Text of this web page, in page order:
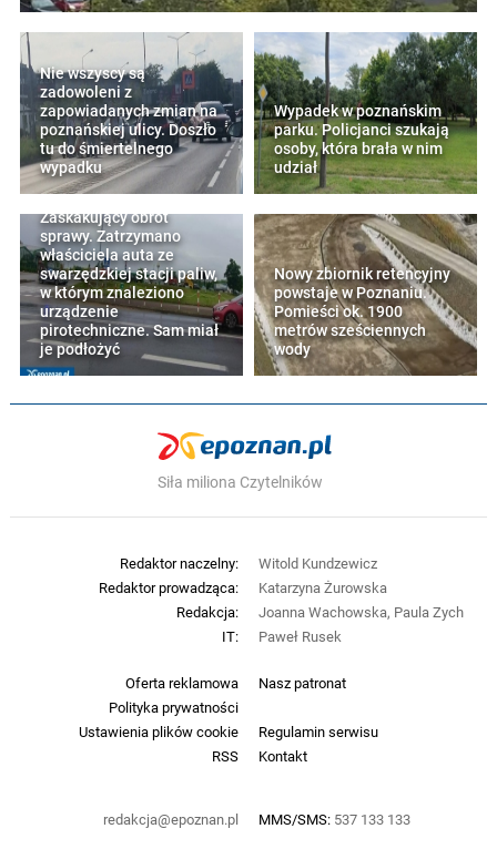
Nie wszyscy są
zadowoleni z
zapowiadanych zmian na
poznańskiej ulicy. Doszło
tu do śmiertelnego
wypadku
Wypadek w poznańskim
parku. Policjanci szukają
osoby, która brała w nim
udział
Zaskakujący obrót
sprawy. Zatrzymano
właściciela auta ze
swarzędzkiej stacji paliw,
w którym znaleziono
urządzenie
pirotechniczne. Sam miał
je podłożyć
Nowy zbiornik retencyjny
powstaje w Poznaniu.
Pomieści ok. 1900
metrów sześciennych
wody
Siła miliona Czytelników
Oferta reklamowa
Nasz patronat
Polityka prywatności
Ustawienia plików cookie
Regulamin serwisu
RSS
Kontakt
redakcja@epoznan.pl MMS/SMS: 537 133 133
Redaktor naczelny:
Witold Kundzewicz
Redaktor prowadząca:
Katarzyna Żurowska
Redakcja:
Joanna Wachowska, Paula Zych
IT:
Paweł Rusek